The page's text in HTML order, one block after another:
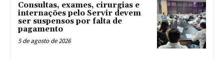
Consultas, exames, cirurgias e
internações pelo Servir devem
ser suspensos por falta de
pagamento
5 de agosto de 2026